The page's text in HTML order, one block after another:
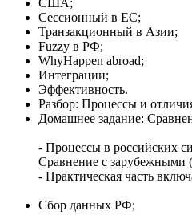
США;
Сессионный в ЕС;
Транзакционный в Азии;
Fuzzy в РФ;
WhyHappen abroad;
Интеграции;
Эффективность.
Разбор: Процессы и
Домашнее задание:
- Процессы в российских
Сравнение с зарубежными
- Практическая часть
Сбор данных РФ;